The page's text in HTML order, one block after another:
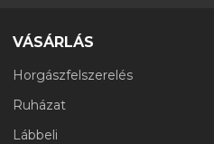
VÁSÁRLÁS
Horgászfelszerelés
Ruházat
Lábbeli